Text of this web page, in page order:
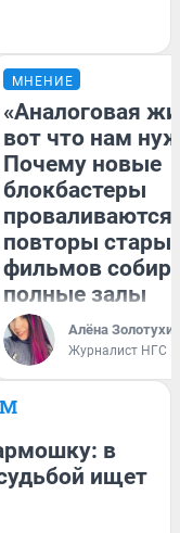
МНЕНИЕ
«Аналоговая
вот что нам
Почему новые
блокбастеры
повторы
фильмов
полные залы
Алёна
Журналист НГС
в
ищет